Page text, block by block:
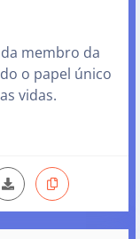
membro da
o papel único
vidas.